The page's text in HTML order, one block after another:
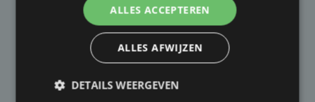
Taalfout opgemerkt?
Heb je een taal- of schrijffout opgemerkt in dit
artikel?
Laat het ons weten
ALLES ACCEPTEREN
ALLES AFWIJZEN
DETAILS WEERGEVEN